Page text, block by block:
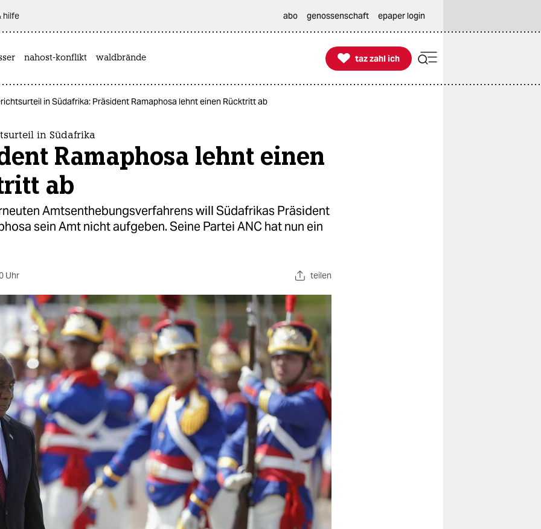
hilfe abo genossenschaft epaper login
nahost-konflikt waldbrände 
taz zahl ich
taz zahl ich
in Südafrika: Präsident Ramaphosa lehnt einen Rücktritt ab
in Südafrika
Ramaphosa lehnt einen
ab
Amtsenthebungsverfahrens will Südafrikas Präsident
sein Amt nicht aufgeben. Seine Partei ANC hat nun ein
Uhr teilen